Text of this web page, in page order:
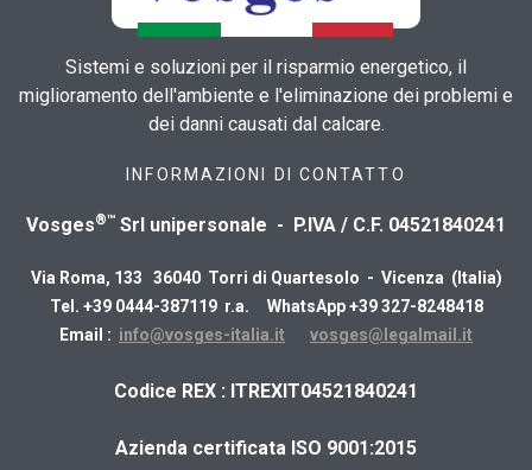
Sistemi e soluzioni per il risparmio energetico, il
miglioramento dell'ambiente e l'eliminazione dei problemi e
dei danni causati dal calcare.
INFORMAZIONI DI CONTATTO
Vosges®™ Srl unipersonale - P.IVA / C.F. 04521840241
Via Roma, 133 36040 Torri di Quartesolo - Vicenza (Italia)
Tel. +39 0444-387119 r.a. WhatsApp +39 327-8248418
Email : info@vosges-italia.it vosges@legalmail.it
​Codice REX : ITREXIT04521840241
Azienda certificata ISO 9001:2015